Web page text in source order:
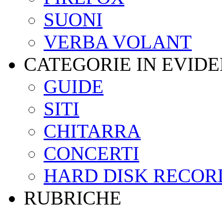
SUONI
VERBA VOLANT
CATEGORIE IN
GUIDE
SITI
CHITARRA
CONCERTI
HARD DISK
RUBRICHE